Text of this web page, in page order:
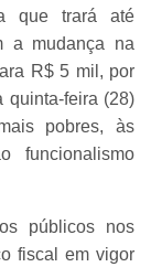
que trará até
a mudança na
R$ 5 mil, por
quinta-feira (28)
pobres, às
funcionalismo
públicos nos
fiscal em vigor